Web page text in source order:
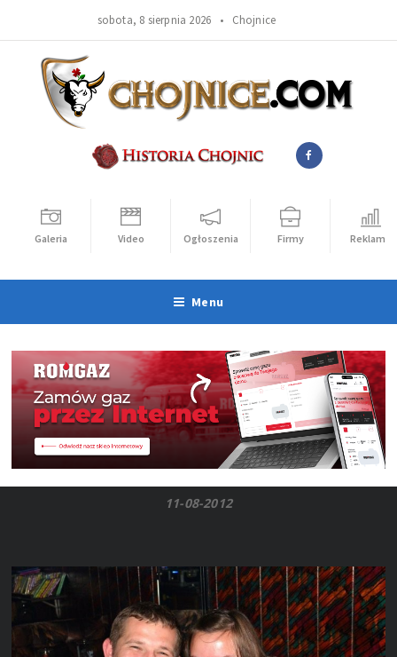
sobota, 8 sierpnia 2026 • Chojnice
Galeria Video Ogłoszenia Firmy Reklama
Menu
11-08-2012